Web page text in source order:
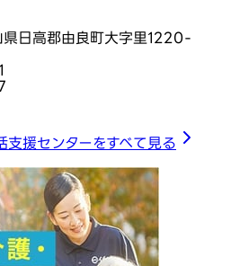
県日高郡由良町大字里1220-
援センターをすべて見る